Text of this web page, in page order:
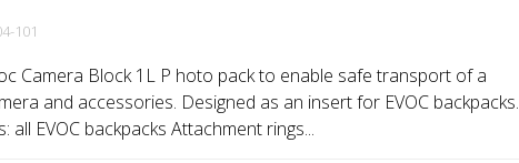
101
Camera Block 1L P hoto pack to enable safe transport of a
and accessories. Designed as an insert for EVOC backpacks.
all EVOC backpacks Attachment rings...